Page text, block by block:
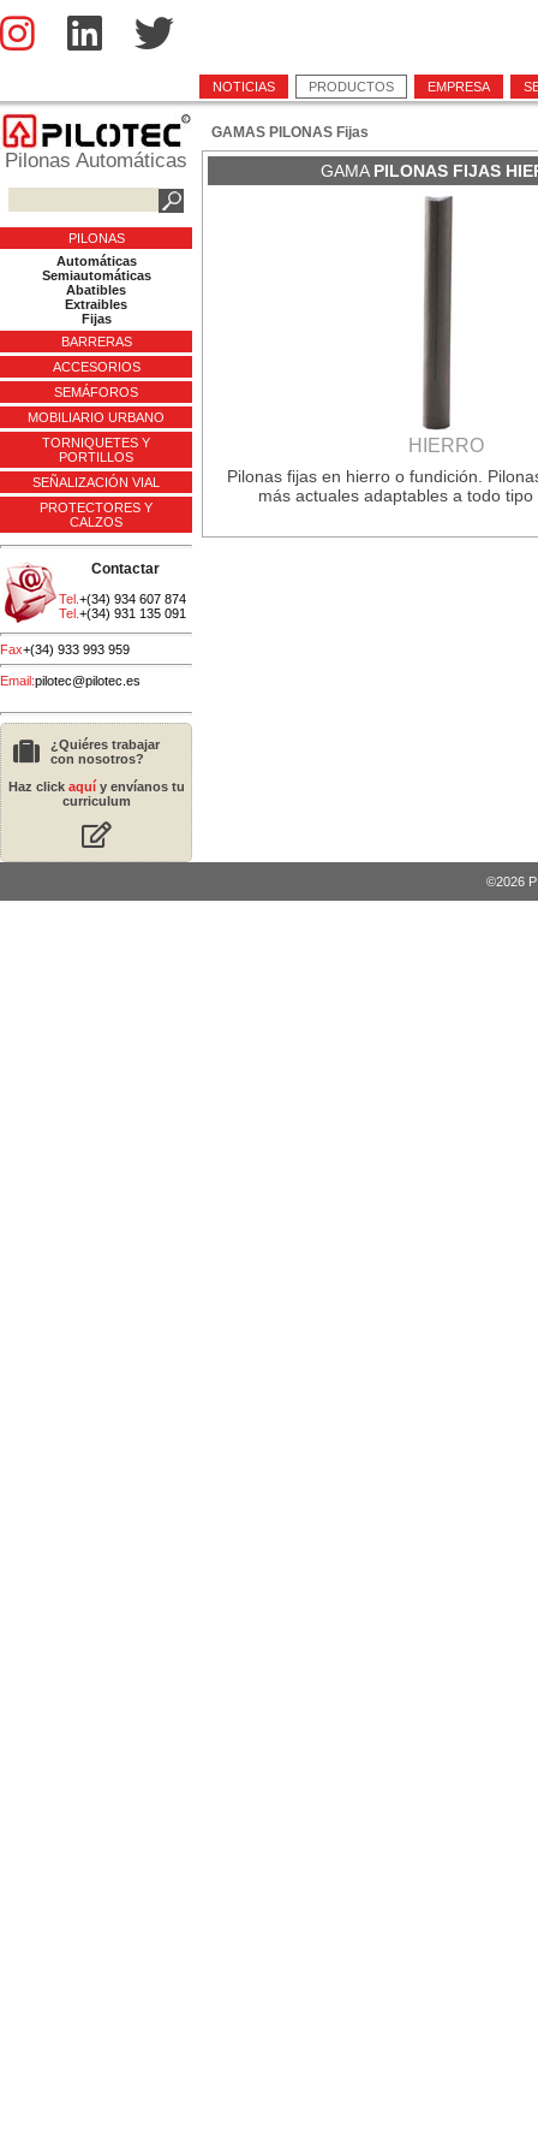
NOTICIAS PRODUCTOS EMPRESA
Pilonas Automáticas
PILONAS
Automáticas
Semiautomáticas
Abatibles
Extraibles
Fijas
BARRERAS
ACCESORIOS
SEMÁFOROS
MOBILIARIO URBANO
TORNIQUETES Y
PORTILLOS
SEÑALIZACIÓN VIAL
PROTECTORES Y
CALZOS
Contactar
Tel. +(34) 934 607 874
Tel. +(34) 931 135 091
Fax+(34) 933 993 959
Email:pilotec@pilotec.es
¿Quiéres trabajar
con nosotros?
Haz click aquíy envíanos tu
curriculum
GAMAS PILONAS Fijas
GAMA PILONAS FIJAS
HIERRO
Pilonas fijas en hierro o fundición.
más actuales adaptables a todo
©2026